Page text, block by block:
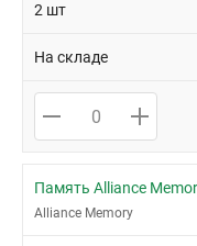
2 шт
На складе
Память Alliance
Alliance Memory